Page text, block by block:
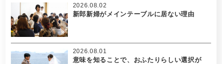
新郎新婦がメインテーブルに居ない理由
2026.08.02
意味を知ることで、おふたりらしい選択が
2026.08.01